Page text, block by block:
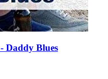
Daddy Blues